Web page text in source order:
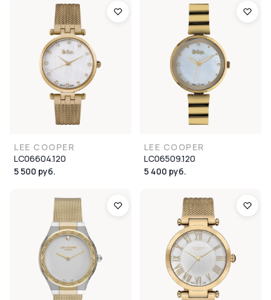
LEE COOPER
LC06604.120
5 500 руб.
LEE COOPER
LC06509.120
5 400 руб.